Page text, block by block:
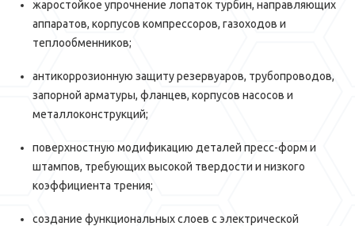
жаростойкое упрочнение лопаток турбин, направляющих
аппаратов, корпусов компрессоров, газоходов и
теплообменников;
антикоррозионную защиту резервуаров, трубопроводов,
запорной арматуры, фланцев, корпусов насосов и
металлоконструкций;
поверхностную модификацию деталей пресс-форм и
штампов, требующих высокой твердости и низкого
коэффициента трения;
создание функциональных слоев с электрической